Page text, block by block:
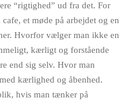
“rigtighed” ud fra det. For
et møde på arbejdet og en
Hvorfor vælger man ikke en
kærligt og forstående
end sig selv. Hvor man
kærlighed og åbenhed.
hvis man tænker på